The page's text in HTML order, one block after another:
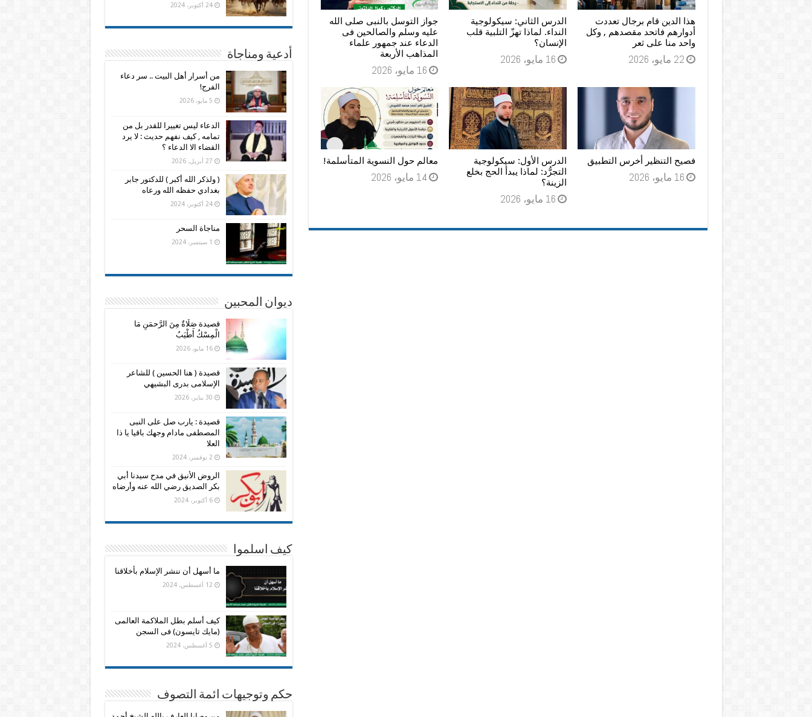
هذا الدين قام برجال تعددت
أدوارهم فاتحد مقصدهم , وكل
واحد منا على ثعر
22 مايو، 2026
الدرس الثاني: سيكولوجية
النداء. لماذا تهزّ التلبية قلب
الإنسان؟
16 مايو، 2026
جواز التوسل بالنبى صلى الله
عليه وسلم والصالحين فى
الدعاء عند جمهور علماء
المذاهب الأربعة
16 مايو، 2026
فصيح التنظير أخرس التطبيق
16 مايو، 2026
الدرس الأول: سيكولوجية
التجرُّد: لماذا يبدأ الحج بخلع
الزينة؟
16 مايو، 2026
معالم حول النسوية المتأسلمة!
14 مايو، 2026
24 أكتوبر، 2024
أدعية ومناجاة
من أسرار أهل البيت .. سر دعاء
الفرج!
5 مايو، 2026
الدعاء ليس تغييرا للقدر بل من
تمامه , كيف نفهم حديث : لا يرد
القضاء الا الدعاء ؟
27 أبريل، 2026
( ولذكر الله أكبر ) للدكتور جابر
بغدادي حفظه الله ورعاه
24 أكتوبر، 2024
مناجاة السحر
1 سبتمبر، 2024
ديوان المحبين
قصيدة صَلَاةٌ مِنَ الرَّحمَنِ مَا
الْمِسْكُ أَطْيَبُ
16 مايو، 2026
قصيدة ( هنا الحسين ) للشاعر
الإسلامى بدرى البشيهي
30 يناير، 2026
قصيدة : يارب صل على النبى
المصطفى مادام وجهك باقيا يا ذا
العلا
2 نوفمبر، 2024
الروض الأنيق في مدح سيدنا أبي
بكر الصديق رضي الله عنه وأرضاه
6 أكتوبر، 2024
كيف اسلموا
ما أسهل أن ننشر الإسلام بأخلاقنا
12 أغسطس، 2024
كيف أسلم بطل الملاكمة العالمى
(مايك تايسون) فى السجن
5 أغسطس، 2024
حكم وتوجيهات ائمة التصوف